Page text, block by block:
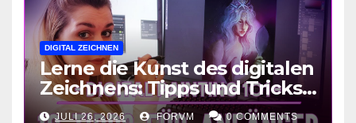
DIGITAL ZEICHNEN
Lerne die Kunst des digitalen
Zeichnens: Tipps und Tricks
für kreative Ausdruckskunst
JULI 26, 2026 FORVM 0 COMMENTS